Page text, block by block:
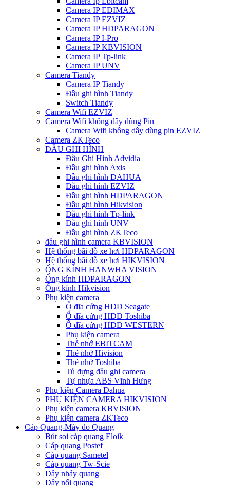
Camera IP EDIMAX
Camera IP EZVIZ
Camera IP HDPARAGON
Camera IP I-Pro
Camera IP KBVISION
Camera IP Tp-link
Camera IP UNV
Camera Tiandy
Camera IP Tiandy
Đầu ghi hình Tiandy
Switch Tiandy
Camera Wifi EZVIZ
Camera Wifi không dây dùng Pin
Camera Wifi không dây dùng pin EZVIZ
Camera ZKTeco
ĐẦU GHI HÌNH
Đầu Ghi Hình Advidia
Đầu ghi hình Axis
Đầu ghi hình DAHUA
Đầu ghi hình EZVIZ
Đầu ghi hình HDPARAGON
Đầu ghi hình Hikvision
Đầu ghi hình Tp-link
Đầu ghi hình UNV
Đầu ghi hình ZKTeco
đầu ghi hình camera KBVISION
Hệ thống bãi đỗ xe hơi HDPARAGON
Hệ thống bãi đỗ xe hơi HIKVISION
ỐNG KÍNH HANWHA VISION
Ống kính HDPARAGON
Ống kính Hikvision
Phụ kiện camera
Ổ đĩa cứng HDD Seagate
Ổ đĩa cứng HDD Toshiba
Ổ đĩa cứng HDD WESTERN
Phụ kiện camera
Thẻ nhớ EBITCAM
Thẻ nhớ Hivision
Thẻ nhớ Toshiba
Tủ đựng đầu ghi camera
Tự nhựa ABS Vĩnh Hưng
Phụ kiện Camera Dahua
PHỤ KIỆN CAMERA HIKVISION
Phụ kiện camera KBVISION
Phụ kiện camera ZKTeco
Cáp Quang-Máy đo Quang
Bút soi cáp quang Eloik
Cáp quang Postef
Cáp quang Sametel
Cáp quang Tw-Scie
Dây nhảy quang
Dây nối quang